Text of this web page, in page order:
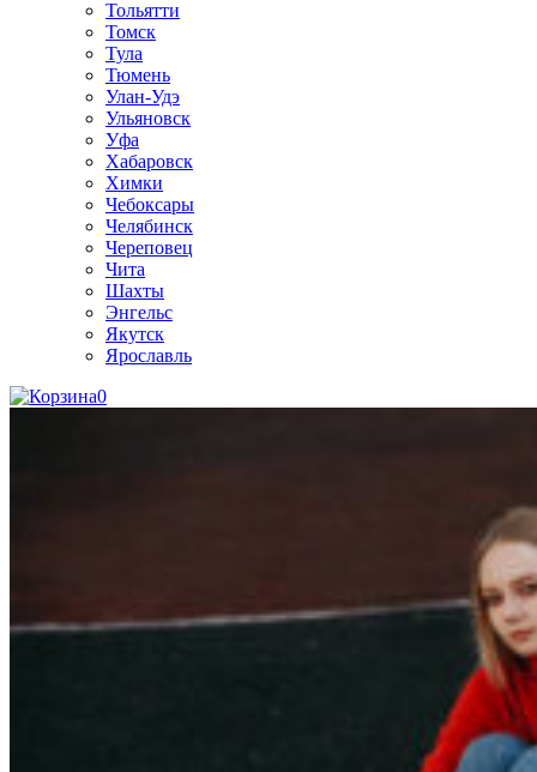
Тольятти
Томск
Тула
Тюмень
Улан-Удэ
Ульяновск
Уфа
Хабаровск
Химки
Чебоксары
Челябинск
Череповец
Чита
Шахты
Энгельс
Якутск
Ярославль
0